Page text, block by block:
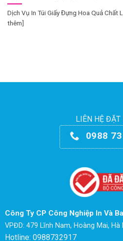
Dịch Vụ In Túi Giấy Đựng Hoa Quả Chất
thêm]
LIÊN HỆ ĐẶT
0988
Công Ty CP Công Nghiệp In Và
VPĐD: 479 Lĩnh Nam, Hoàng Mai, Hà
Hotline: 0988732917